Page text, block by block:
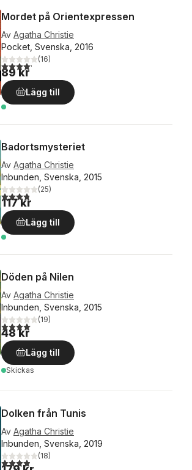
Mordet på Orientexpressen
Av Agatha Christie
Pocket, Svenska, 2016
4,2utav 5 stjärnor. Totalt antal röster:
(16)
89 kr
Lägg till
Badortsmysteriet
Av Agatha Christie
Inbunden, Svenska, 2015
3,8utav 5 stjärnor. Totalt antal röster:
(25)
117 kr
Lägg till
Döden på Nilen
Av Agatha Christie
Inbunden, Svenska, 2015
4,1utav 5 stjärnor. Totalt antal röster:
(19)
48 kr
Lägg till
Skickas
Dolken från Tunis
Av Agatha Christie
Inbunden, Svenska, 2019
3,9utav 5 stjärnor. Totalt antal röster:
(18)